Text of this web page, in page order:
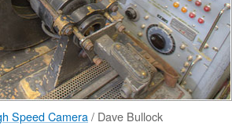
Speed Camera/ Dave Bullock